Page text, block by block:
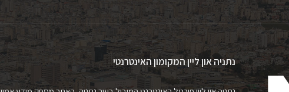
נתניה און ליין המקומון האינטרנטי